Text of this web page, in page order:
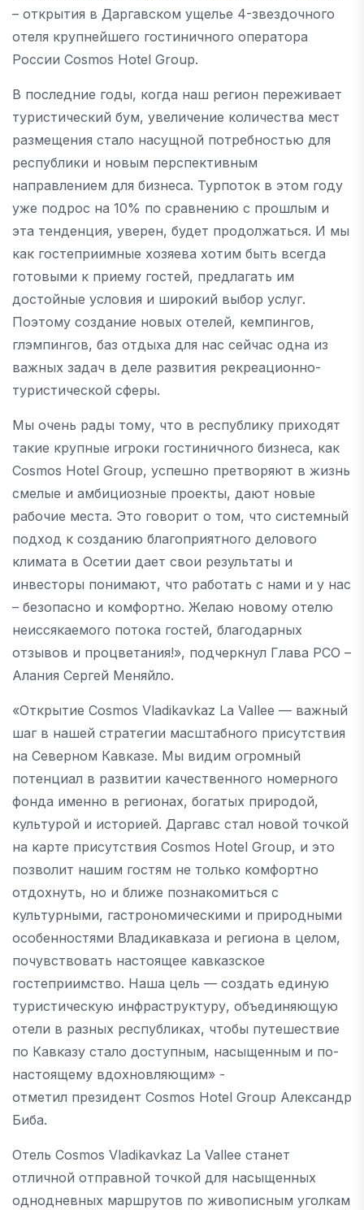
– открытия в Даргавском ущелье 4-звездочного
отеля крупнейшего гостиничного оператора
России Cosmos Hotel Group.
В последние годы, когда наш регион переживает
туристический бум, увеличение количества мест
размещения стало насущной потребностью для
республики и новым перспективным
направлением для бизнеса. Турпоток в этом году
уже подрос на 10% по сравнению с прошлым и
эта тенденция, уверен, будет продолжаться. И мы
как гостеприимные хозяева хотим быть всегда
готовыми к приему гостей, предлагать им
достойные условия и широкий выбор услуг.
Поэтому создание новых отелей, кемпингов,
глэмпингов, баз отдыха для нас сейчас одна из
важных задач в деле развития рекреационно-
туристической сферы.
Мы очень рады тому, что в республику приходят
такие крупные игроки гостиничного бизнеса, как
Cosmos Hotel Group, успешно претворяют в жизнь
смелые и амбициозные проекты, дают новые
рабочие места. Это говорит о том, что системный
подход к созданию благоприятного делового
климата в Осетии дает свои результаты и
инвесторы понимают, что работать с нами и у нас
– безопасно и комфортно. Желаю новому отелю
неиссякаемого потока гостей, благодарных
отзывов и процветания!», подчеркнул Глава РСО –
Алания Сергей Меняйло.
«Открытие Cosmos Vladikavkaz La Vallee — важный
шаг в нашей стратегии масштабного присутствия
на Северном Кавказе. Мы видим огромный
потенциал в развитии качественного номерного
фонда именно в регионах, богатых природой,
культурой и историей. Даргавс стал новой точкой
на карте присутствия Cosmos Hotel Group, и это
позволит нашим гостям не только комфортно
отдохнуть, но и ближе познакомиться с
культурными, гастрономическими и природными
особенностями Владикавказа и региона в целом,
почувствовать настоящее кавказское
гостеприимство. Наша цель — создать единую
туристическую инфраструктуру, объединяющую
отели в разных республиках, чтобы путешествие
по Кавказу стало доступным, насыщенным и по-
настоящему вдохновляющим» -
отметил президент Cosmos Hotel Group Александр
Биба.
Отель Cosmos Vladikavkaz La Vallee станет
отличной отправной точкой для насыщенных
однодневных маршрутов по живописным уголкам